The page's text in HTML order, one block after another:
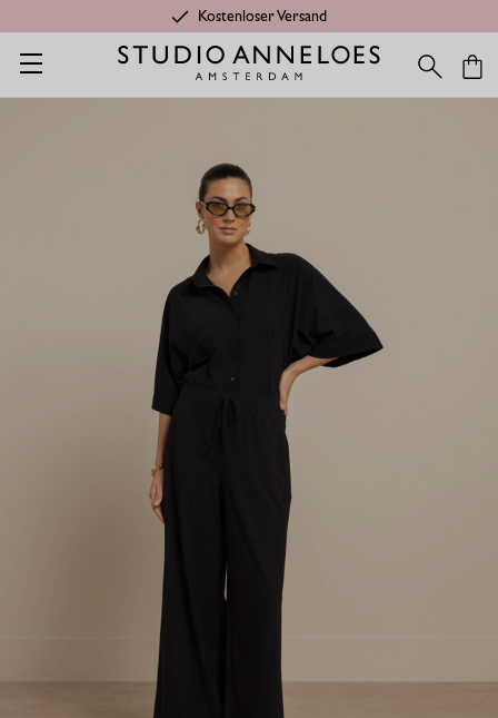
Kostenloser Versand
Startseite Shop Kleidung aus Travelstoff Travelstoff Hosen